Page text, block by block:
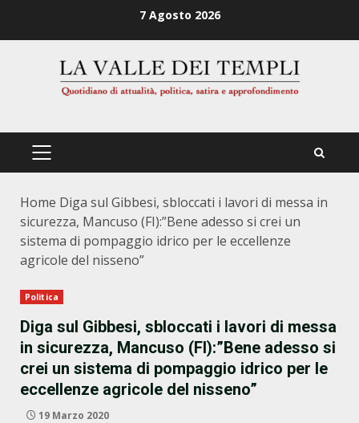
7 Agosto 2026
PRIMÄRES
Home Diga sul Gibbesi, sbloccati i lavori di messa in
sicurezza, Mancuso (FI):”Bene adesso si crei un
sistema di pompaggio idrico per le eccellenze
agricole del nisseno”
Politica
Diga sul Gibbesi, sbloccati i lavori di messa
in sicurezza, Mancuso (FI):”Bene adesso si
crei un sistema di pompaggio idrico per le
eccellenze agricole del nisseno”
19 Marzo 2020